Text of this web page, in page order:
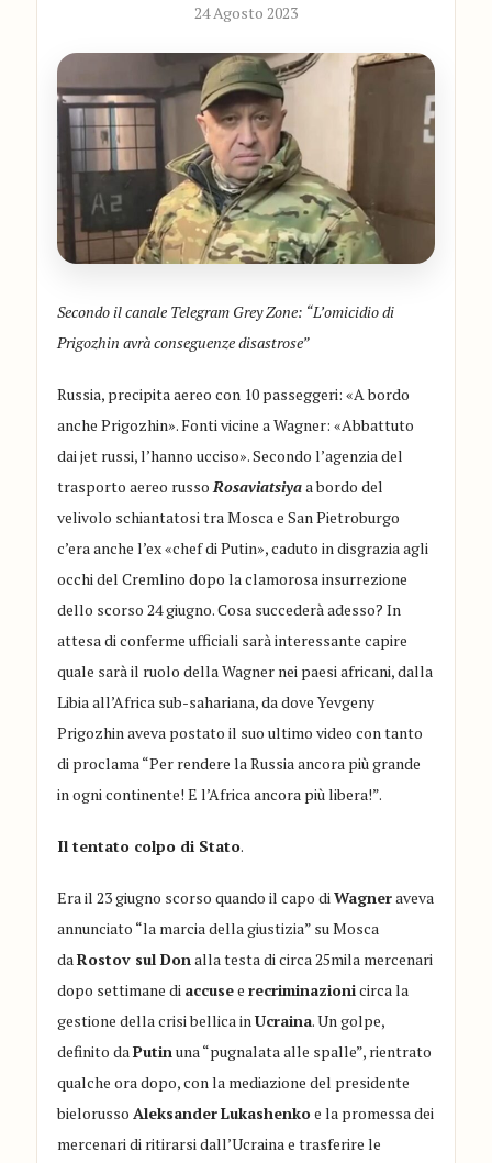
24 Agosto 2023
Secondo il canale Telegram Grey Zone: “L’omicidio di
Prigozhin avrà conseguenze disastrose”
Russia, precipita aereo con 10 passeggeri: «A bordo
anche Prigozhin». Fonti vicine a Wagner: «Abbattuto
dai jet russi, l’hanno ucciso». Secondo l’agenzia del
trasporto aereo russoRosaviatsiyaa bordo del
velivolo schiantatosi tra Mosca e San Pietroburgo
c’era anche l’ex «chef di Putin», caduto in disgrazia agli
occhi del Cremlino dopo la clamorosa insurrezione
dello scorso 24 giugno. Cosa succederà adesso? In
attesa di conferme ufficiali sarà interessante capire
quale sarà il ruolo della Wagner nei paesi africani, dalla
Libia all’Africa sub-sahariana, da dove Yevgeny
Prigozhin aveva postato il suo ultimo video con tanto
di proclama “Per rendere la Russia ancora più grande
in ogni continente! E l’Africa ancora più libera!”.
Il tentato colpo di Stato.
Era il 23 giugno scorso quando il capo diWagneraveva
annunciato “la marcia della giustizia” su Mosca
daRostov sul Donalla testa di circa 25mila mercenari
dopo settimane di accuseerecriminazionicirca la
gestione della crisi bellica inUcraina. Un golpe,
definito daPutinuna “pugnalata alle spalle”, rientrato
qualche ora dopo, con la mediazione del presidente
bielorussoAleksanderLukashenkoe la promessa dei
mercenari di ritirarsi dall’Ucraina e trasferire le